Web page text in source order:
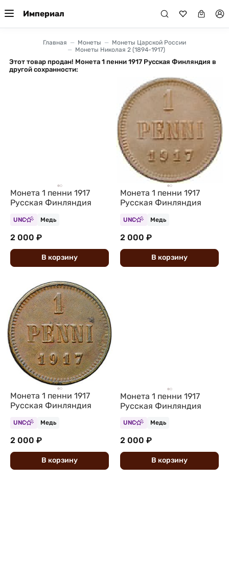
Империал
Главная Монеты
Монеты Царской России
Монеты Николая 2 (1894-1917)
Этот товар продан! Монета 1 пенни 1917 Русская Финляндия в
другой сохранности:
Монета 1 пенни 1917
Русская Финляндия
UNC Медь
2 000 ₽
В корзину
Монета 1 пенни 1917
Русская Финляндия
UNC Медь
2 000 ₽
В корзину
Монета 1 пенни 1917
Русская Финляндия
UNC Медь
2 000 ₽
В корзину
Монета 1 пенни 1917
Русская Финляндия
UNC Медь
2 000 ₽
В корзину